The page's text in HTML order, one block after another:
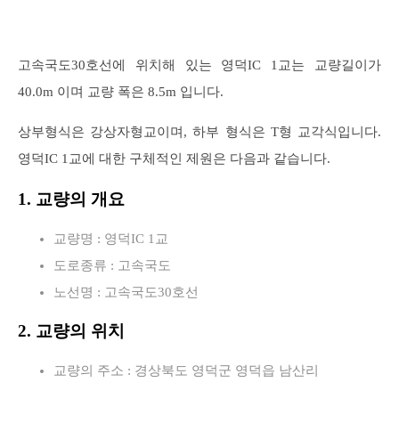
고속국도30호선에 위치해 있는 영덕IC 1교는 교량길이가
40.0m 이며 교량 폭은 8.5m 입니다.
상부형식은 강상자형교이며, 하부 형식은 T형 교각식입니다.
영덕IC 1교에 대한 구체적인 제원은 다음과 같습니다.
1. 교량의 개요
교량명 : 영덕IC 1교
도로종류 : 고속국도
노선명 : 고속국도30호선
2. 교량의 위치
교량의 주소 : 경상북도 영덕군 영덕읍 남산리